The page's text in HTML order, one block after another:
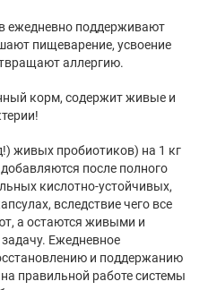
ежедневно поддерживают
пищеварение, усвоение
аллергию.
корм, содержит живые и
живых пробиотиков) на 1 кг
после полного
кислотно-устойчивых,
вследствие чего все
а остаются живыми и
Ежедневное
и поддержанию
правильной работе системы